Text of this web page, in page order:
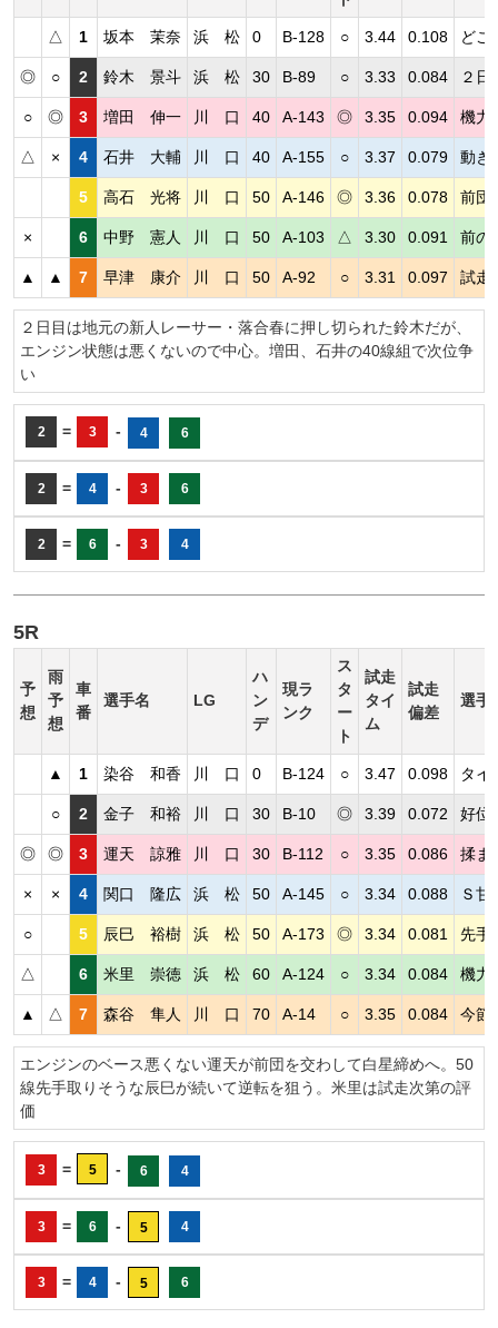
△ 1 坂本 茉奈 浜 松 0 B-128 ○ 3.44 0.108 どこ
◎ ○ 2 鈴木 景斗 浜 松 30 B-89 ○ 3.33 0.084 ２日
○ ◎ 3 増田 伸一 川 口 40 A-143 ◎ 3.35 0.094 機力
△ × 4 石井 大輔 川 口 40 A-155 ○ 3.37 0.079 動き
5 高石 光将 川 口 50 A-146 ◎ 3.36 0.078 前団
× 6 中野 憲人 川 口 50 A-103 △ 3.30 0.091 前の
▲ ▲ 7 早津 康介 川 口 50 A-92 ○ 3.31 0.097 試走
２日目は地元の新人レーサー・落合春に押し切られた鈴木だが、
エンジン状態は悪くないので中心。増田、石井の40線組で次位争
い
2 = 3 - 4 6
2 = 4 - 3 6
2 = 6 - 3 4
5R
予
想
雨
予
想
車
番
選手名 LG
ハ
ン
デ
現ラ
ンク
ス
タ
ー
ト
試走
タイ
ム
試走
偏差
選手
▲ 1 染谷 和香 川 口 0 B-124 ○ 3.47 0.098 タイ
○ 2 金子 和裕 川 口 30 B-10 ◎ 3.39 0.072 好位
◎ ◎ 3 運天 諒雅 川 口 30 B-112 ○ 3.35 0.086 揉ま
× × 4 関口 隆広 浜 松 50 A-145 ○ 3.34 0.088 Ｓ甘
○ 5 辰巳 裕樹 浜 松 50 A-173 ◎ 3.34 0.081 先手
△ 6 米里 崇徳 浜 松 60 A-124 ○ 3.34 0.084 機力
▲ △ 7 森谷 隼人 川 口 70 A-14 ○ 3.35 0.084 今節
エンジンのベース悪くない運天が前団を交わして白星締めへ。50
線先手取りそうな辰巳が続いて逆転を狙う。米里は試走次第の評
価
3 = 5 - 6 4
3 = 6 - 5 4
3 = 4 - 5 6